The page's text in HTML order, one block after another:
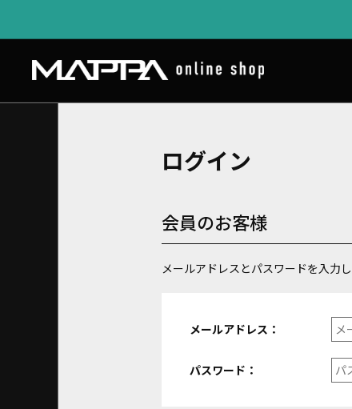
ログイン
会員のお客様
メールアドレスとパスワードを入力
メールアドレス：
パスワード：